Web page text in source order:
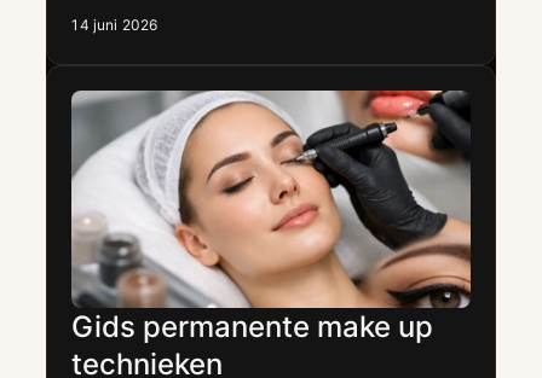
frisser laat ogen.
14 juni 2026
Gids permanente make up
technieken